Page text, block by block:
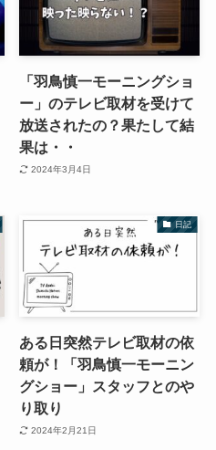
「羽鳥慎一モーニングショ
ー」のテレビ取材を受けて
放送されたの？果たして結
果は・・
2024年3月4日
日記
ある日突然テレビ取材の依
頼が！「羽鳥慎一モーニン
グショー」スタッフとのや
り取り
2024年2月21日